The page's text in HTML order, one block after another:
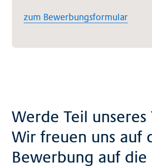
zum Bewerbungsformular
Werde Teil unseres
Wir freuen uns auf
Bewerbung auf die